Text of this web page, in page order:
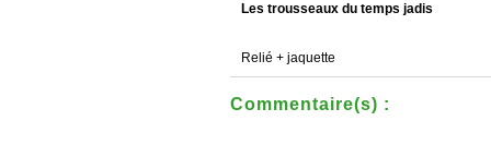
Les trousseaux du temps jadis
Relié + jaquette
Commentaire(s) :